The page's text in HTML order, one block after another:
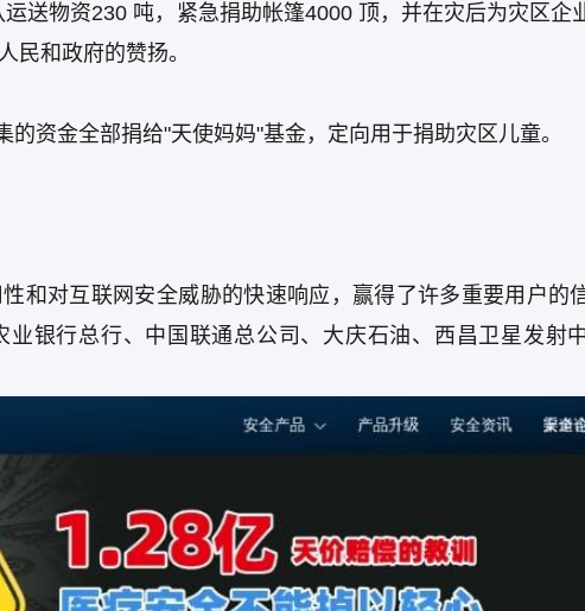
送物资230 吨，紧急捐助帐篷4000 顶，并在灾后为灾区企
民和政府的赞扬。
资金全部捐给"天使妈妈"基金，定向用于捐助灾区儿童。
和对互联网安全威胁的快速响应，赢得了许多重要用户的
银行总行、中国联通总公司、大庆石油、西昌卫星发射